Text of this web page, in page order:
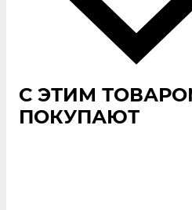
С ЭТИМ
ПОКУПАЮТ